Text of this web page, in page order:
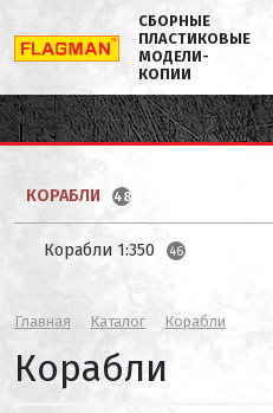
СБОРНЫЕ
ПЛАСТИКОВЫЕ
МОДЕЛИ-
КОПИИ
КОРАБЛИ 48
Корабли 1:350 46
Главная Каталог Корабли
Корабли